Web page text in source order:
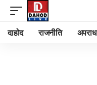
दाहोद राजनीति अपराध